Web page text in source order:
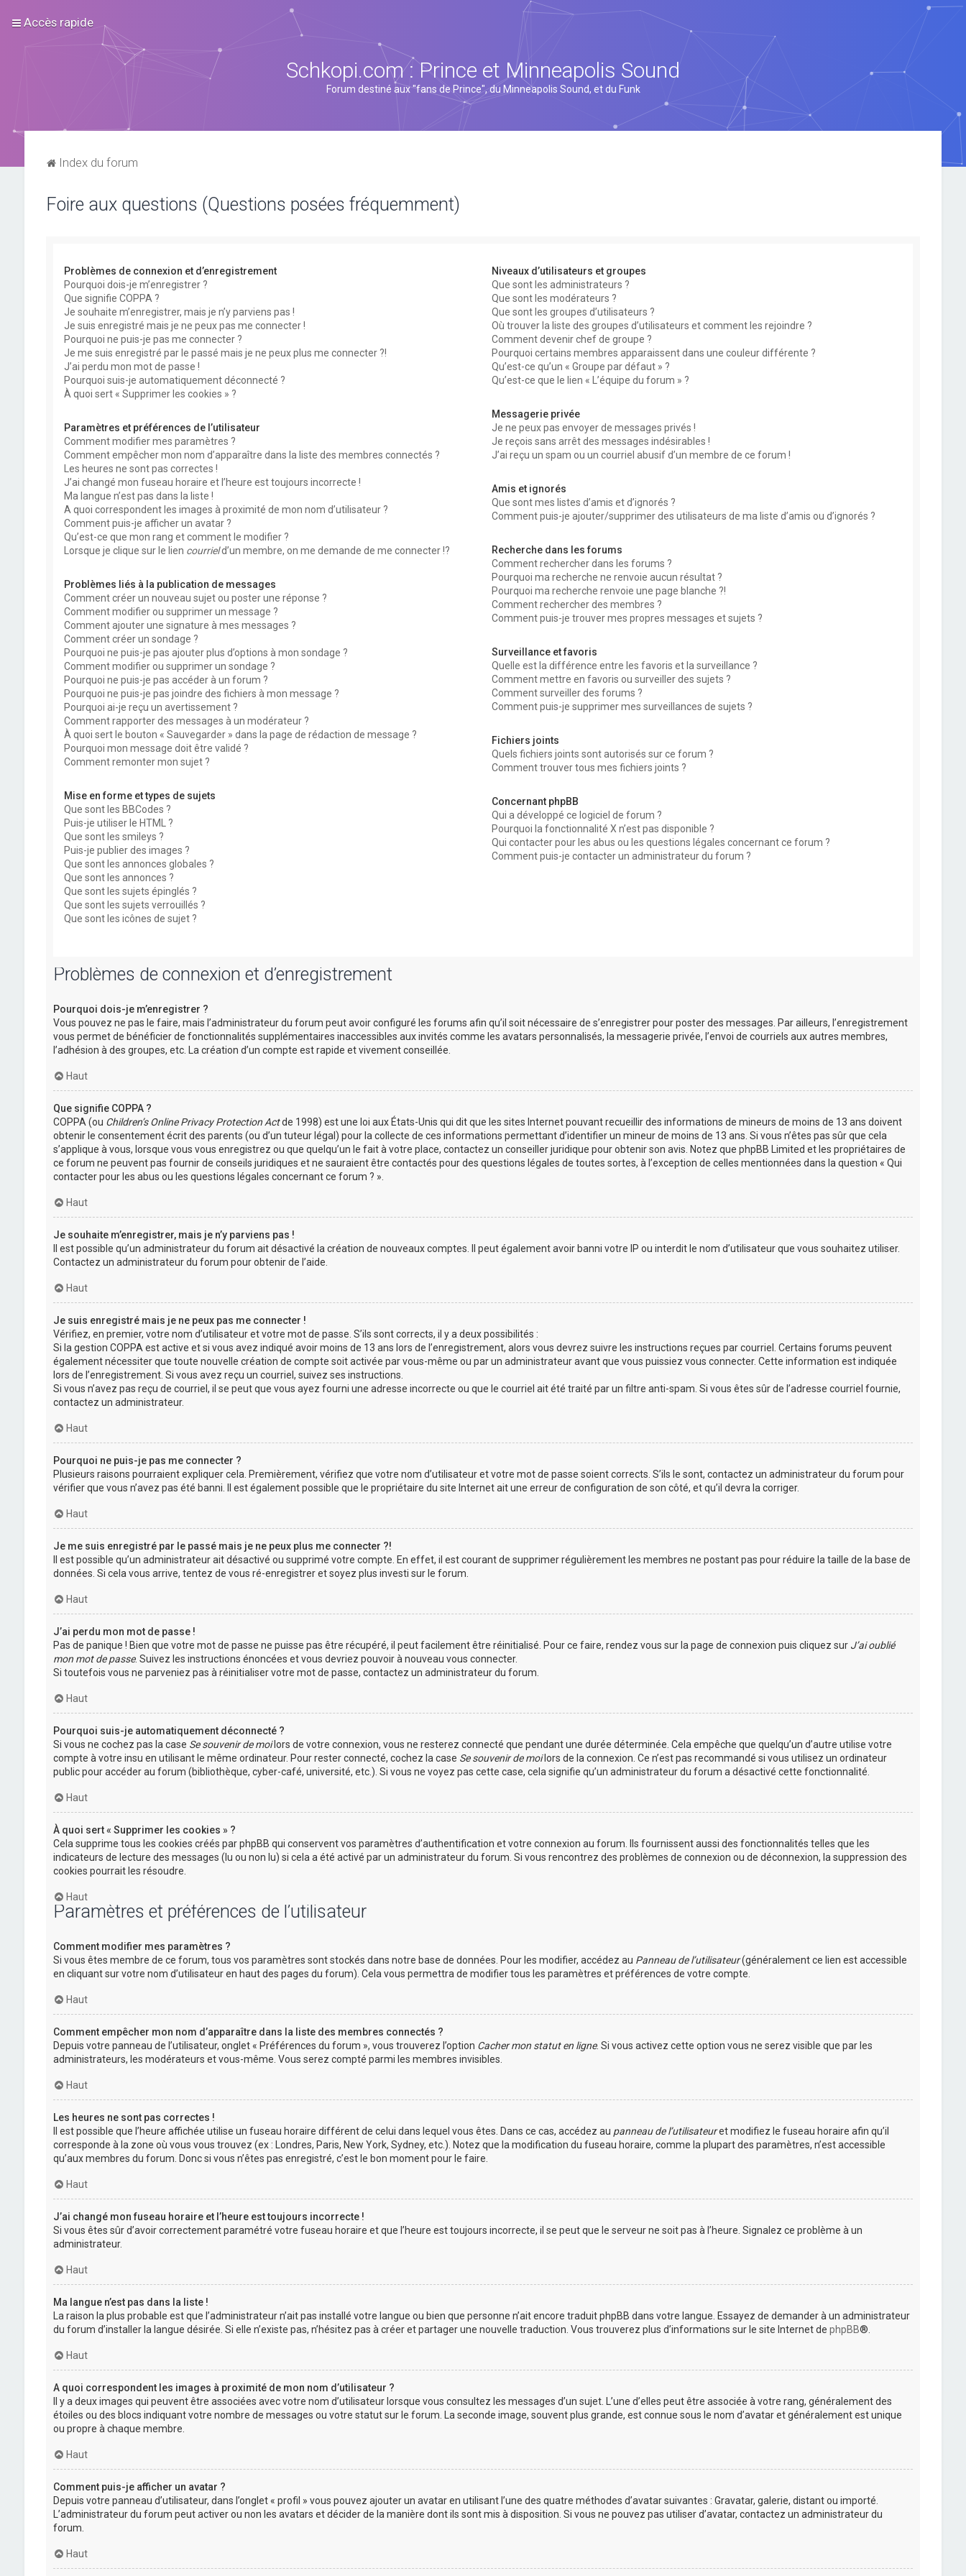
Accès rapide
Schkopi.com : Prince et Minneapolis Sound
Forum destiné aux "fans de Prince", du Minneapolis Sound, et du Funk
Index du forum
Foire aux questions (Questions posées fréquemment)
Problèmes de connexion et d’enregistrement
Pourquoi dois-je m’enregistrer ?
Que signifie COPPA ?
Je souhaite m’enregistrer, mais je n’y parviens pas !
Je suis enregistré mais je ne peux pas me connecter !
Pourquoi ne puis-je pas me connecter ?
Je me suis enregistré par le passé mais je ne peux plus me connecter ?!
J’ai perdu mon mot de passe !
Pourquoi suis-je automatiquement déconnecté ?
À quoi sert « Supprimer les cookies » ?
Paramètres et préférences de l’utilisateur
Comment modifier mes paramètres ?
Comment empêcher mon nom d’apparaître dans la liste des membres connectés ?
Les heures ne sont pas correctes !
J’ai changé mon fuseau horaire et l’heure est toujours incorrecte !
Ma langue n’est pas dans la liste !
A quoi correspondent les images à proximité de mon nom d’utilisateur ?
Comment puis-je afficher un avatar ?
Qu’est-ce que mon rang et comment le modifier ?
Lorsque je clique sur le lien courrield’un membre, on me demande de me connecter !?
Problèmes liés à la publication de messages
Comment créer un nouveau sujet ou poster une réponse ?
Comment modifier ou supprimer un message ?
Comment ajouter une signature à mes messages ?
Comment créer un sondage ?
Pourquoi ne puis-je pas ajouter plus d’options à mon sondage ?
Comment modifier ou supprimer un sondage ?
Pourquoi ne puis-je pas accéder à un forum ?
Pourquoi ne puis-je pas joindre des fichiers à mon message ?
Pourquoi ai-je reçu un avertissement ?
Comment rapporter des messages à un modérateur ?
À quoi sert le bouton « Sauvegarder » dans la page de rédaction de message ?
Pourquoi mon message doit être validé ?
Comment remonter mon sujet ?
Mise en forme et types de sujets
Que sont les BBCodes ?
Puis-je utiliser le HTML ?
Que sont les smileys ?
Puis-je publier des images ?
Que sont les annonces globales ?
Que sont les annonces ?
Que sont les sujets épinglés ?
Que sont les sujets verrouillés ?
Que sont les icônes de sujet ?
Niveaux d’utilisateurs et groupes
Que sont les administrateurs ?
Que sont les modérateurs ?
Que sont les groupes d’utilisateurs ?
Où trouver la liste des groupes d’utilisateurs et comment les rejoindre ?
Comment devenir chef de groupe ?
Pourquoi certains membres apparaissent dans une couleur différente ?
Qu’est-ce qu’un « Groupe par défaut » ?
Qu’est-ce que le lien « L’équipe du forum » ?
Messagerie privée
Je ne peux pas envoyer de messages privés !
Je reçois sans arrêt des messages indésirables !
J’ai reçu un spam ou un courriel abusif d’un membre de ce forum !
Amis et ignorés
Que sont mes listes d’amis et d’ignorés ?
Comment puis-je ajouter/supprimer des utilisateurs de ma liste d’amis ou d’ignorés ?
Recherche dans les forums
Comment rechercher dans les forums ?
Pourquoi ma recherche ne renvoie aucun résultat ?
Pourquoi ma recherche renvoie une page blanche ?!
Comment rechercher des membres ?
Comment puis-je trouver mes propres messages et sujets ?
Surveillance et favoris
Quelle est la différence entre les favoris et la surveillance ?
Comment mettre en favoris ou surveiller des sujets ?
Comment surveiller des forums ?
Comment puis-je supprimer mes surveillances de sujets ?
Fichiers joints
Quels fichiers joints sont autorisés sur ce forum ?
Comment trouver tous mes fichiers joints ?
Concernant phpBB
Qui a développé ce logiciel de forum ?
Pourquoi la fonctionnalité X n’est pas disponible ?
Qui contacter pour les abus ou les questions légales concernant ce forum ?
Comment puis-je contacter un administrateur du forum ?
Problèmes de connexion et d’enregistrement
Pourquoi dois-je m’enregistrer ?
Vous pouvez ne pas le faire, mais l’administrateur du forum peut avoir configuré les forums afin qu’il soit nécessaire de s’enregistrer pour poster des messages. Par ailleurs, l’enregistrement
vous permet de bénéficier de fonctionnalités supplémentaires inaccessibles aux invités comme les avatars personnalisés, la messagerie privée, l’envoi de courriels aux autres membres,
l’adhésion à des groupes, etc. La création d’un compte est rapide et vivement conseillée.
Haut
Que signifie COPPA ?
COPPA (ou Children’s Online Privacy Protection Actde 1998) est une loi aux États-Unis qui dit que les sites Internet pouvant recueillir des informations de mineurs de moins de 13 ans doivent
obtenir le consentement écrit des parents (ou d’un tuteur légal) pour la collecte de ces informations permettant d’identifier un mineur de moins de 13 ans. Si vous n’êtes pas sûr que cela
s’applique à vous, lorsque vous vous enregistrez ou que quelqu’un le fait à votre place, contactez un conseiller juridique pour obtenir son avis. Notez que phpBB Limited et les propriétaires de
ce forum ne peuvent pas fournir de conseils juridiques et ne sauraient être contactés pour des questions légales de toutes sortes, à l’exception de celles mentionnées dans la question « Qui
contacter pour les abus ou les questions légales concernant ce forum ? ».
Haut
Je souhaite m’enregistrer, mais je n’y parviens pas !
Il est possible qu’un administrateur du forum ait désactivé la création de nouveaux comptes. Il peut également avoir banni votre IP ou interdit le nom d’utilisateur que vous souhaitez utiliser.
Contactez un administrateur du forum pour obtenir de l’aide.
Haut
Je suis enregistré mais je ne peux pas me connecter !
Vérifiez, en premier, votre nom d’utilisateur et votre mot de passe. S’ils sont corrects, il y a deux possibilités :
Si la gestion COPPA est active et si vous avez indiqué avoir moins de 13 ans lors de l’enregistrement, alors vous devrez suivre les instructions reçues par courriel. Certains forums peuvent
également nécessiter que toute nouvelle création de compte soit activée par vous-même ou par un administrateur avant que vous puissiez vous connecter. Cette information est indiquée
lors de l’enregistrement. Si vous avez reçu un courriel, suivez ses instructions.
Si vous n’avez pas reçu de courriel, il se peut que vous ayez fourni une adresse incorrecte ou que le courriel ait été traité par un filtre anti-spam. Si vous êtes sûr de l’adresse courriel fournie,
contactez un administrateur.
Haut
Pourquoi ne puis-je pas me connecter ?
Plusieurs raisons pourraient expliquer cela. Premièrement, vérifiez que votre nom d’utilisateur et votre mot de passe soient corrects. S’ils le sont, contactez un administrateur du forum pour
vérifier que vous n’avez pas été banni. Il est également possible que le propriétaire du site Internet ait une erreur de configuration de son côté, et qu’il devra la corriger.
Haut
Je me suis enregistré par le passé mais je ne peux plus me connecter ?!
Il est possible qu’un administrateur ait désactivé ou supprimé votre compte. En effet, il est courant de supprimer régulièrement les membres ne postant pas pour réduire la taille de la base de
données. Si cela vous arrive, tentez de vous ré-enregistrer et soyez plus investi sur le forum.
Haut
J’ai perdu mon mot de passe !
Pas de panique ! Bien que votre mot de passe ne puisse pas être récupéré, il peut facilement être réinitialisé. Pour ce faire, rendez vous sur la page de connexion puis cliquez sur J’ai oublié
mon mot de passe. Suivez les instructions énoncées et vous devriez pouvoir à nouveau vous connecter.
Si toutefois vous ne parveniez pas à réinitialiser votre mot de passe, contactez un administrateur du forum.
Haut
Pourquoi suis-je automatiquement déconnecté ?
Si vous ne cochez pas la case Se souvenir de moilors de votre connexion, vous ne resterez connecté que pendant une durée déterminée. Cela empêche que quelqu’un d’autre utilise votre
compte à votre insu en utilisant le même ordinateur. Pour rester connecté, cochez la case Se souvenir de moilors de la connexion. Ce n’est pas recommandé si vous utilisez un ordinateur
public pour accéder au forum (bibliothèque, cyber-café, université, etc.). Si vous ne voyez pas cette case, cela signifie qu’un administrateur du forum a désactivé cette fonctionnalité.
Haut
À quoi sert « Supprimer les cookies » ?
Cela supprime tous les cookies créés par phpBB qui conservent vos paramètres d’authentification et votre connexion au forum. Ils fournissent aussi des fonctionnalités telles que les
indicateurs de lecture des messages (lu ou non lu) si cela a été activé par un administrateur du forum. Si vous rencontrez des problèmes de connexion ou de déconnexion, la suppression des
cookies pourrait les résoudre.
Haut
Paramètres et préférences de l’utilisateur
Comment modifier mes paramètres ?
Si vous êtes membre de ce forum, tous vos paramètres sont stockés dans notre base de données. Pour les modifier, accédez au Panneau de l’utilisateur(généralement ce lien est accessible
en cliquant sur votre nom d’utilisateur en haut des pages du forum). Cela vous permettra de modifier tous les paramètres et préférences de votre compte.
Haut
Comment empêcher mon nom d’apparaître dans la liste des membres connectés ?
Depuis votre panneau de l’utilisateur, onglet « Préférences du forum », vous trouverez l’option Cacher mon statut en ligne. Si vous activez cette option vous ne serez visible que par les
administrateurs, les modérateurs et vous-même. Vous serez compté parmi les membres invisibles.
Haut
Les heures ne sont pas correctes !
Il est possible que l’heure affichée utilise un fuseau horaire différent de celui dans lequel vous êtes. Dans ce cas, accédez au panneau de l’utilisateuret modifiez le fuseau horaire afin qu’il
corresponde à la zone où vous vous trouvez (ex : Londres, Paris, New York, Sydney, etc.). Notez que la modification du fuseau horaire, comme la plupart des paramètres, n’est accessible
qu’aux membres du forum. Donc si vous n’êtes pas enregistré, c’est le bon moment pour le faire.
Haut
J’ai changé mon fuseau horaire et l’heure est toujours incorrecte !
Si vous êtes sûr d’avoir correctement paramétré votre fuseau horaire et que l’heure est toujours incorrecte, il se peut que le serveur ne soit pas à l’heure. Signalez ce problème à un
administrateur.
Haut
Ma langue n’est pas dans la liste !
La raison la plus probable est que l’administrateur n’ait pas installé votre langue ou bien que personne n’ait encore traduit phpBB dans votre langue. Essayez de demander à un administrateur
du forum d’installer la langue désirée. Si elle n’existe pas, n’hésitez pas à créer et partager une nouvelle traduction. Vous trouverez plus d’informations sur le site Internet de phpBB®.
Haut
A quoi correspondent les images à proximité de mon nom d’utilisateur ?
Il y a deux images qui peuvent être associées avec votre nom d’utilisateur lorsque vous consultez les messages d’un sujet. L’une d’elles peut être associée à votre rang, généralement des
étoiles ou des blocs indiquant votre nombre de messages ou votre statut sur le forum. La seconde image, souvent plus grande, est connue sous le nom d’avatar et généralement est unique
ou propre à chaque membre.
Haut
Comment puis-je afficher un avatar ?
Depuis votre panneau d’utilisateur, dans l’onglet « profil » vous pouvez ajouter un avatar en utilisant l’une des quatre méthodes d’avatar suivantes : Gravatar, galerie, distant ou importé.
L’administrateur du forum peut activer ou non les avatars et décider de la manière dont ils sont mis à disposition. Si vous ne pouvez pas utiliser d’avatar, contactez un administrateur du
forum.
Haut